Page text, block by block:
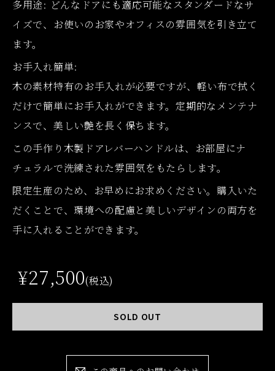
多用途: どんなドアにも適応可能なスタンダードなサ
イズで、お使いのお家やオフィスの雰囲気を引き立て
ます。
お手入れ簡単:
木の素材特有のお手入れが必要ですが、軽い布で拭く
だけで簡単にお手入れができます。定期的なメンテナ
ンスで、美しい艶を長く保ちます。
この手作り木製ドアレバーハンドルは、お部屋にナ
チュラルで洗練された雰囲気をもたらします。
限定生産のため、お早めにお求めください。購入いた
だくことで、環境への配慮と美しいデザインの両方を
手に入れることができます。
¥27,500(税込)
SOLD OUT